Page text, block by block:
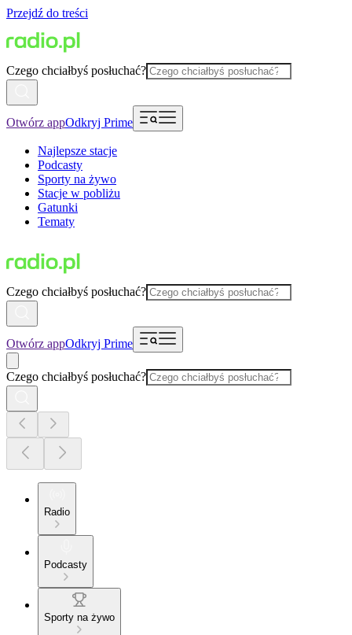
Przejdź do treści
Czego chciałbyś posłuchać?
Otwórz appOdkryj Prime
Najlepsze stacje
Podcasty
Sporty na żywo
Stacje w pobliżu
Gatunki
Tematy
Czego chciałbyś posłuchać?
Otwórz appOdkryj Prime
Czego chciałbyś posłuchać?
Radio
Podcasty
Sporty na żywo